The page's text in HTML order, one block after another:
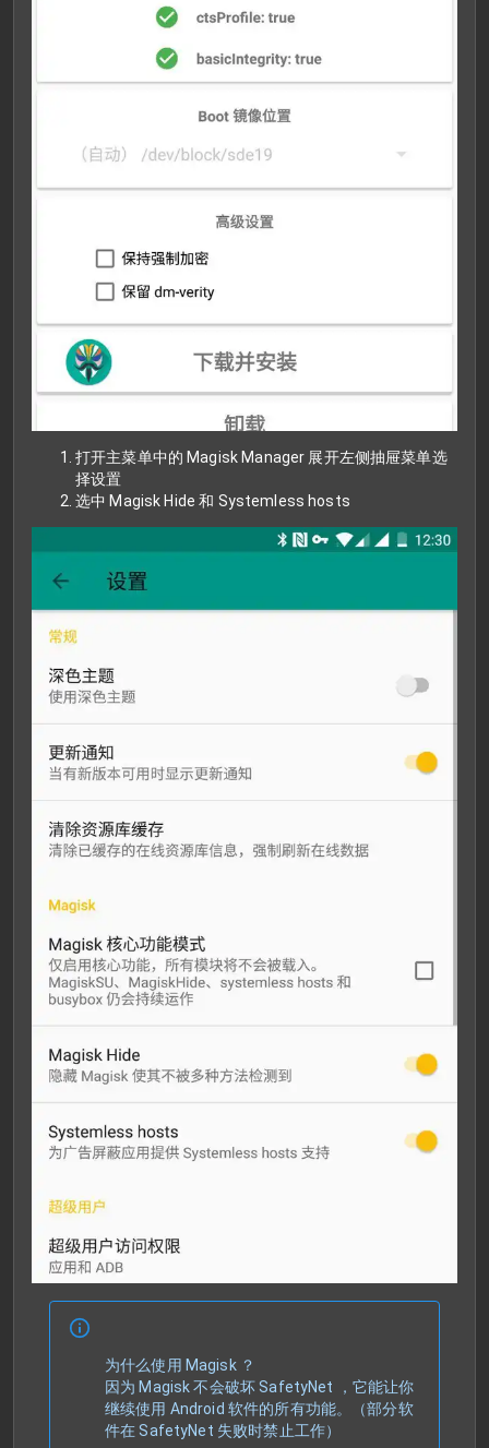
打开主菜单中的 Magisk Manager 展开左侧抽屉菜单选
择设置
选中 Magisk Hide 和 Systemless hosts
为什么使用 Magisk ？
因为 Magisk 不会破坏 SafetyNet ，它能让你
继续使用 Android 软件的所有功能。（部分软
件在 SafetyNet 失败时禁止工作）